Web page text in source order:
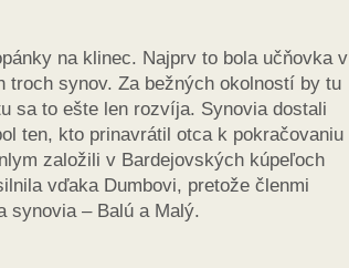
na klinec. Najprv to bola učňovka v
synov. Za bežných okolností by tu
sa to ešte len rozvíja. Synovia dostali
ten, kto prinavrátil otca k pokračovaniu
založili v Bardejovských kúpeľoch
vďaka Dumbovi, pretože členmi
synovia – Balú a Malý.